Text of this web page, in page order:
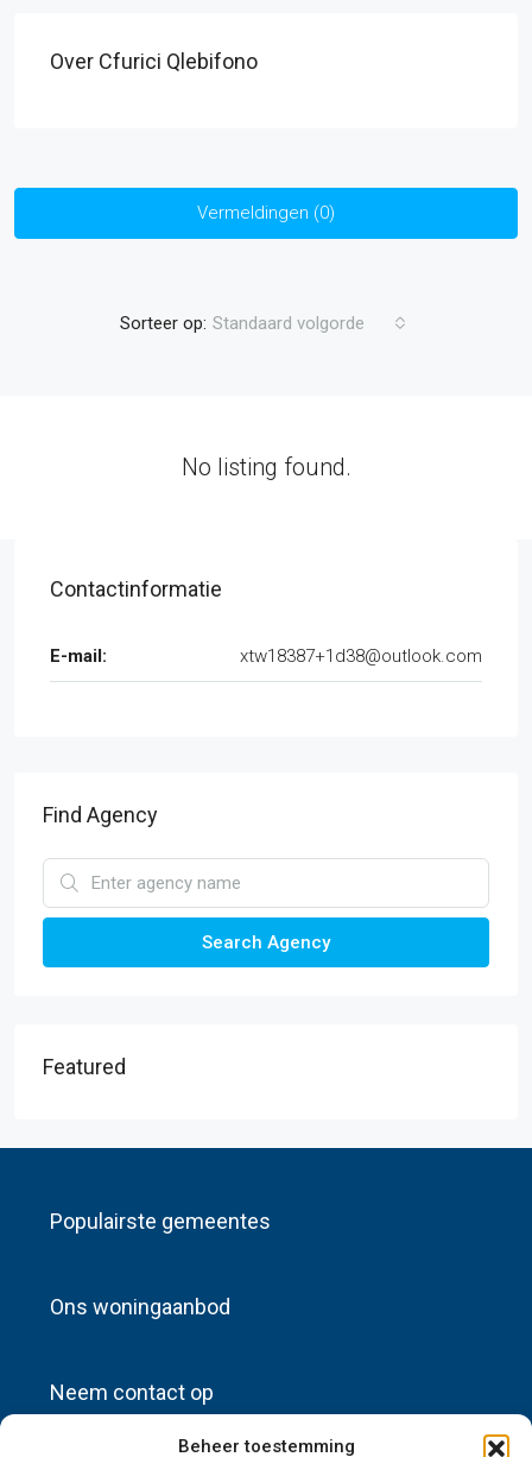
Beheer toestemming
Over Cfurici Qlebifono
Vermeldingen (0)
Sorteer op: Standaard volgorde
No listing found.
Contactinformatie
E-mail: xtw18387+1d38@outlook.com
Find Agency
Search Agency
Featured
Populairste gemeentes
Ons woningaanbod
Neem contact op
info@sources-huisadvertenties.nl